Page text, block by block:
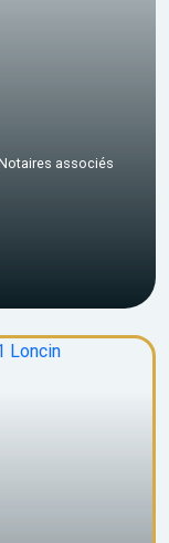
Notaires associés